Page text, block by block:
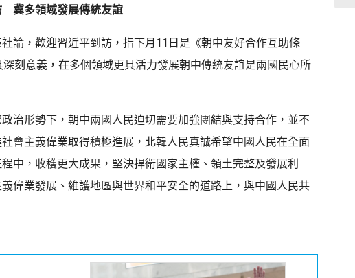
冀多領域發展傳統友誼
論，歡迎習近平到訪，指下月11日是《朝中友好合作互助條
刻意義，在多個領域更具活力發展朝中傳統友誼是兩國民心所
治形勢下，朝中兩國人民迫切需要加強團結與支持合作，並不
會主義偉業取得積極進展，北韓人民真誠希望中國人民在全面
中，收穫更大成果，堅決捍衛國家主權、領土完整及發展利
偉業發展、維護地區與世界和平安全的道路上，與中國人民共